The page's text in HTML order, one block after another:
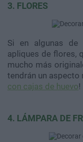
3. FLORES
Si en algunas
apliques de flores,
mucho más
tendrán un aspecto
con cajas de huevo!
4. LÁMPARA DE